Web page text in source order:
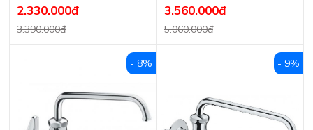
2.330.000đ
3.390.000đ
3.560.000đ
5.060.000đ
- 8% - 9%